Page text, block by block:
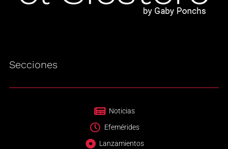
Secciones
Noticias
Efemérides
Lanzamientos